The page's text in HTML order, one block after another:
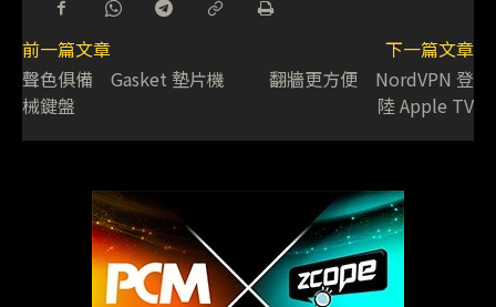
前一篇文章
聲色俱備 Gasket 墊片機
械鍵盤
下一篇文章
翻牆更方便 NordVPN 登
陸 Apple TV